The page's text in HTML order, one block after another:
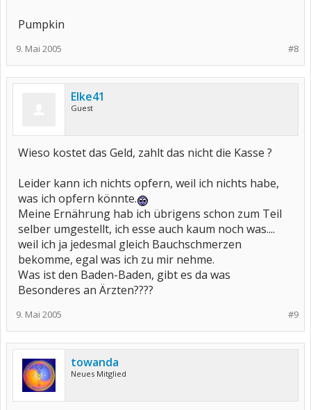
Pumpkin
#8
9. Mai 2005
Elke41
Guest
Wieso kostet das Geld, zahlt das nicht die Kasse ?
Leider kann ich nichts opfern, weil ich nichts habe,
was ich opfern könnte.
Meine Ernährung hab ich übrigens schon zum Teil
selber umgestellt, ich esse auch kaum noch was....
weil ich ja jedesmal gleich Bauchschmerzen
bekomme, egal was ich zu mir nehme.
Was ist den Baden-Baden, gibt es da was
Besonderes an Ärzten????
#9
9. Mai 2005
towanda
Neues Mitglied